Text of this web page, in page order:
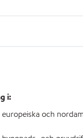
i:
och